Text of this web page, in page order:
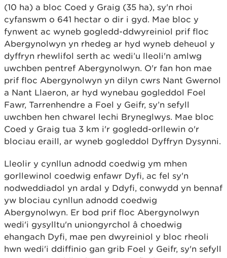
(10 ha) a bloc Coed y Graig (35 ha), sy'n rhoi
cyfanswm o 641 hectar o dir i gyd. Mae bloc y
fynwent ac wyneb gogledd-ddwyreiniol prif floc
Abergynolwyn yn rhedeg ar hyd wyneb deheuol y
dyffryn rhewlifol serth ac wedi’u lleoli'n amlwg
uwchben pentref Abergynolwyn. O'r fan hon mae
prif floc Abergynolwyn yn dilyn cwrs Nant Gwernol
a Nant Llaeron, ar hyd wynebau gogleddol Foel
Fawr, Tarrenhendre a Foel y Geifr, sy’n sefyll
uwchben hen chwarel lechi Bryneglwys. Mae bloc
Coed y Graig tua 3 km i'r gogledd-orllewin o'r
blociau eraill, ar wyneb gogleddol Dyffryn Dysynni.
Lleolir y cynllun adnodd coedwig ym mhen
gorllewinol coedwig enfawr Dyfi, ac fel sy'n
nodweddiadol yn ardal y Ddyfi, conwydd yn bennaf
yw blociau cynllun adnodd coedwig
Abergynolwyn. Er bod prif floc Abergynolwyn
wedi'i gysylltu'n uniongyrchol â choedwig
ehangach Dyfi, mae pen dwyreiniol y bloc rheoli
hwn wedi'i ddiffinio gan grib Foel y Geifr, sy'n sefyll